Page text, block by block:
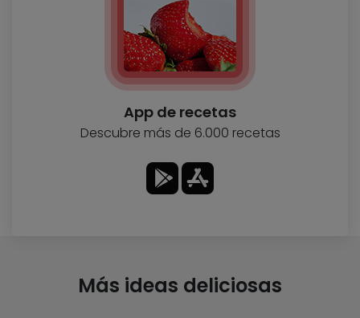
App de recetas
Descubre más de 6.000 recetas
Más ideas deliciosas